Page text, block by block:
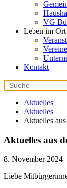
VG
Leben im Ort
Vereine
Kontakt
Aktuelles
Aktuelles
Aktuelles
Aktuelles aus
8. November 2024
Liebe